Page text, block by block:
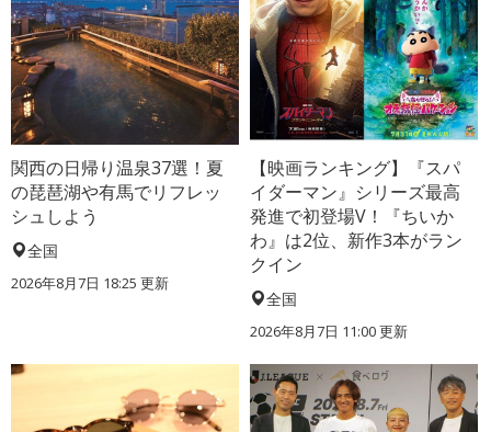
関西の日帰り温泉37選！夏
の琵琶湖や有馬でリフレッ
シュしよう
全国
2026年8月7日 18:25 更新
【映画ランキング】『スパ
イダーマン』シリーズ最高
発進で初登場V！『ちいか
わ』は2位、新作3本がラン
クイン
全国
2026年8月7日 11:00更新